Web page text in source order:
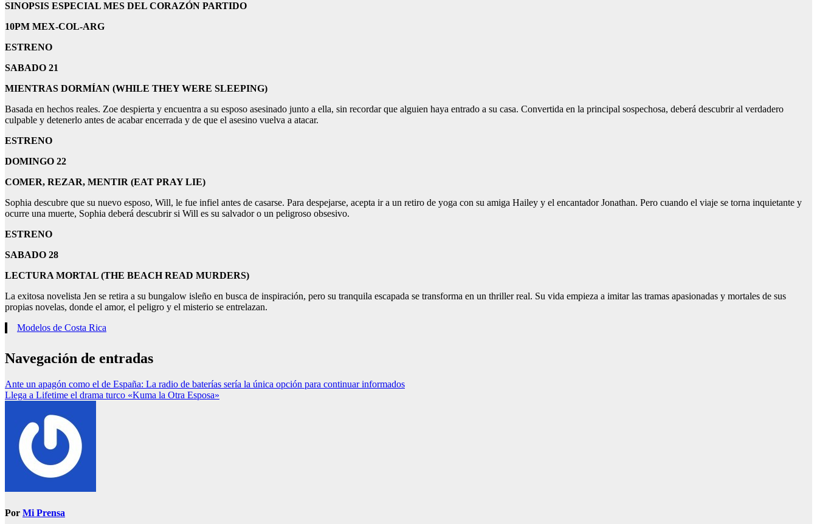
SINOPSIS ESPECIAL MES DEL CORAZÓN PARTIDO
10PM MEX-COL-ARG
ESTRENO
SABADO 21
MIENTRAS DORMÍAN (WHILE THEY WERE SLEEPING)
Basada en hechos reales. Zoe despierta y encuentra a su esposo asesinado junto a ella, sin recordar que alguien haya entrado a su casa. Convertida en la principal sospechosa, deberá descubrir al verdadero
culpable y detenerlo antes de acabar encerrada y de que el asesino vuelva a atacar.
ESTRENO
DOMINGO 22
COMER, REZAR, MENTIR (EAT PRAY LIE)
Sophia descubre que su nuevo esposo, Will, le fue infiel antes de casarse. Para despejarse, acepta ir a un retiro de yoga con su amiga Hailey y el encantador Jonathan. Pero cuando el viaje se torna inquietante y
ocurre una muerte, Sophia deberá descubrir si Will es su salvador o un peligroso obsesivo.
ESTRENO
SABADO 28
LECTURA MORTAL (THE BEACH READ MURDERS)
La exitosa novelista Jen se retira a su bungalow isleño en busca de inspiración, pero su tranquila escapada se transforma en un thriller real. Su vida empieza a imitar las tramas apasionadas y mortales de sus
propias novelas, donde el amor, el peligro y el misterio se entrelazan.
Modelos de Costa Rica
Navegación de entradas
Ante un apagón como el de España: La radio de baterías sería la única opción para continuar informados
Llega a Lifetime el drama turco «Kuma la Otra Esposa»
Por Mi Prensa